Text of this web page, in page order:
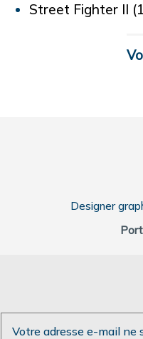
Street Fighter II
Designer
Votre adresse e-mail ne